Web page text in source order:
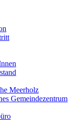
Meerholz
Gemeindezentrum